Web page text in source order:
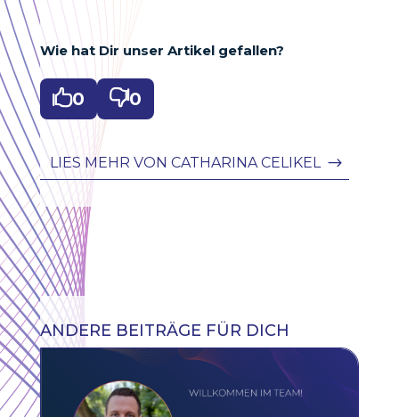
Wie hat Dir unser Artikel gefallen?
0 0
LIES MEHR VON CATHARINA CELIKEL
ANDERE BEITRÄGE FÜR DICH